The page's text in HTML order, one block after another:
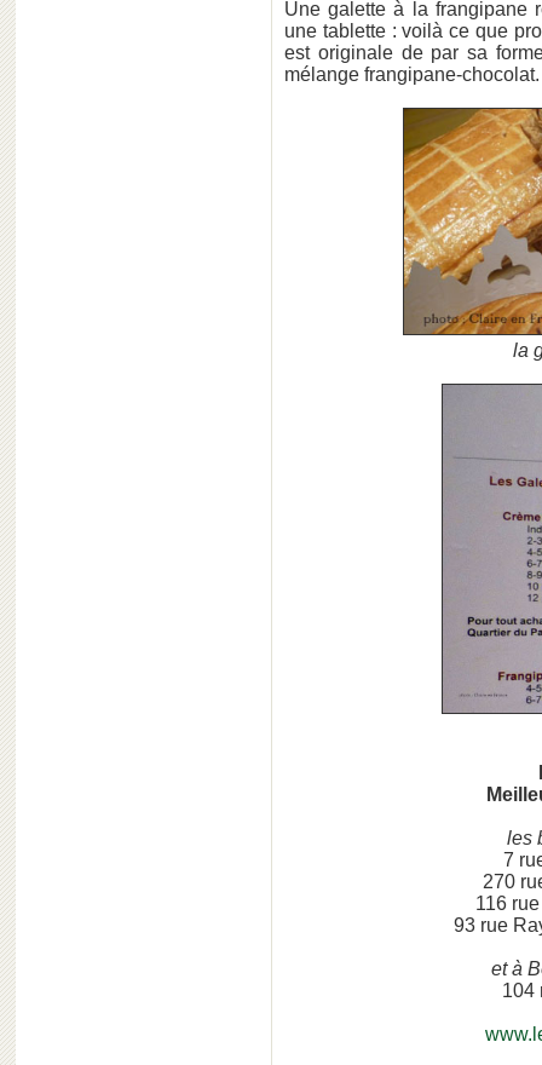
Une galette à la frangipane
une tablette : voilà ce que
est originale de par sa
mélange frangipane-chocolat.
la
les
7
270
116
93 rue
et à
104